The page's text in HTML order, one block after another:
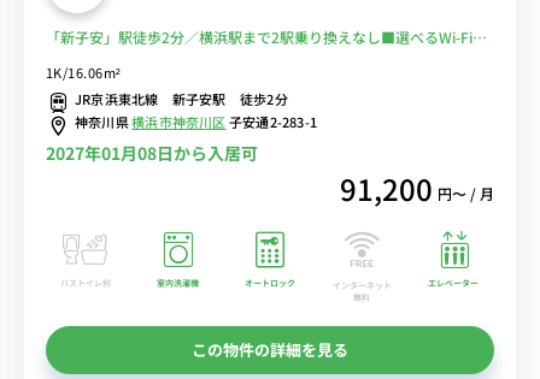
「新子安」駅徒歩2分／横浜駅まで2駅乗り換えなし■選べるWi-Fi格
1K/16.06m²
JR京浜東北線 新子安駅 徒歩2分
神奈川県横浜市神奈川区子安通2-283-1
2027年01月08日から入居可
91,200 円〜 / 月
バストイレ別 室内洗濯機 オートロック
インターネット
無料
エレベーター
この物件の詳細を見る